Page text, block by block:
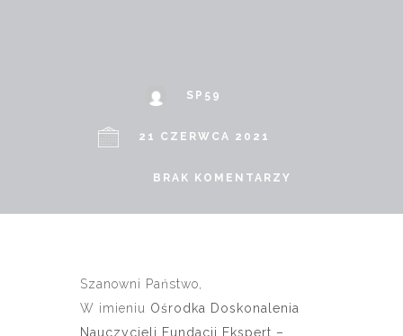
SP59
21 CZERWCA 2021
BRAK KOMENTARZY
Szanowni Państwo,
W imieniu Ośrodka Doskonalenia
Nauczycieli Fundacji Ekspert –